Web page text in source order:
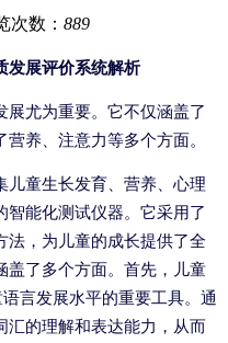
次数： 889
发展评价系统解析
尤为重要。它不仅涵盖了
养、注意力等多个方面。
儿童生长发育、营养、心理
能化测试仪器。它采用了
法，为儿童的成长提供了全
盖了多个方面。首先，儿童
言发展水平的重要工具。通
汇的理解和表达能力，从而